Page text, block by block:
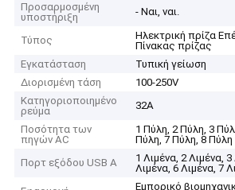
Προσαρμοσμένη
υποστήριξη
- Ναι, ναι.
Τύπος
Ηλεκτρική πρίζα
Πίνακας πρίζας
Εγκατάσταση
Τυπική γείωση
Διορισμένη τάση
100-250V
Κατηγοριοποιημένο
ρεύμα
32Α
Ποσότητα των
πηγών AC
1 Πύλη, 2 Πύλη, 3
Πύλη, 7 Πύλη, 8 Πύλη
Πορτ εξόδου USB A
1 Λιμένα, 2 Λιμένα,
Λιμένα, 6 Λιμένα, 7
Εμπορικό